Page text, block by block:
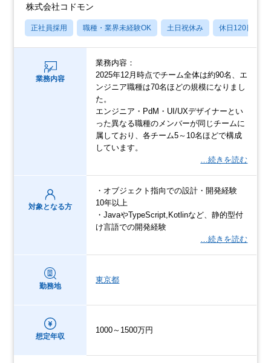
株式会社コドモン
正社員採用 職種・業界未経験OK 土日祝休み 休日120日以上
業務内容
業務内容：
2025年12月時点でチーム全体は約90名、エ
ンジニア職種は70名ほどの規模になりまし
た。
エンジニア・PdM・UI/UXデザイナーとい
った異なる職種のメンバーが同じチームに
属しており、各チーム5～10名ほどで構成
しています。
…続きを読む
対象となる方
・オブジェクト指向での設計・開発経験
10年以上
・JavaやTypeScript,Kotlinなど、静的型付
け言語での開発経験
…続きを読む
勤務地
東京都
想定年収
1000～1500万円